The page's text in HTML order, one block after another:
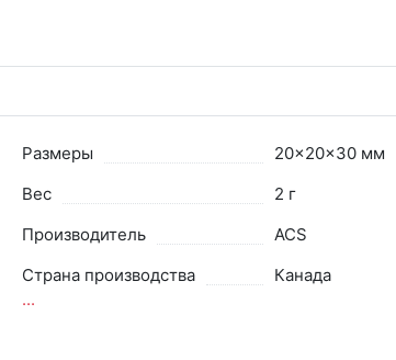
Размеры
20x20x30 мм
Вес
2 г
Производитель
ACS
Страна производства
Канада
...